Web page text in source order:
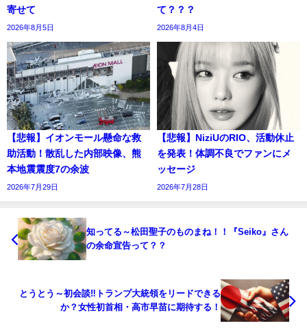
寄せて
2026年8月5日
て？？？
2026年8月4日
【悲報】イオンモール懸命な救
助活動！散乱した内部映像、熊
本地震震度7の余波
2026年7月29日
【悲報】NiziUのRIO、活動休止
を発表！体調不良でファンにメ
ッセージ
2026年7月28日
知ってる～松田聖子のものまね！！『Seiko』さん
の余命宣告って？？
とうとう～初会談‼トランプ大統領をリードできる
か？女性初首相・高市早苗に期待する！